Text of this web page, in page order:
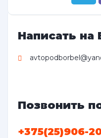
Написать на
Позвонить
+375(25)906-